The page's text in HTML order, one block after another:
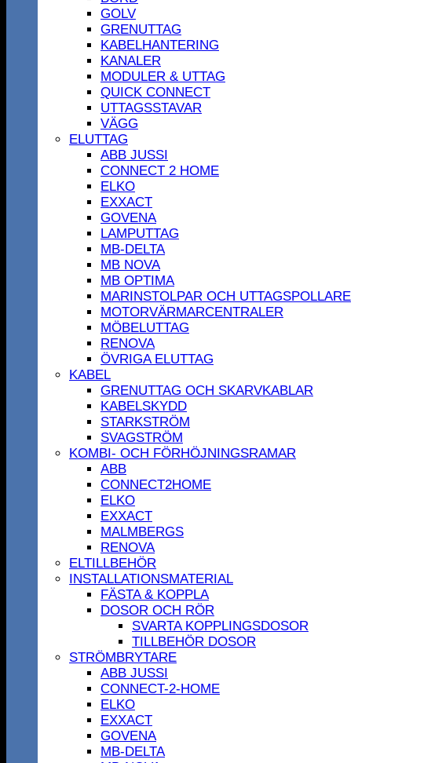
GOLV
GRENUTTAG
KABELHANTERING
KANALER
MODULER & UTTAG
QUICK CONNECT
UTTAGSSTAVAR
VÄGG
ELUTTAG
ABB JUSSI
CONNECT 2 HOME
ELKO
EXXACT
GOVENA
LAMPUTTAG
MB-DELTA
MB NOVA
MB OPTIMA
MARINSTOLPAR OCH UTTAGSPOLLARE
MOTORVÄRMARCENTRALER
MÖBELUTTAG
RENOVA
ÖVRIGA ELUTTAG
KABEL
GRENUTTAG OCH SKARVKABLAR
KABELSKYDD
STARKSTRÖM
SVAGSTRÖM
KOMBI- OCH FÖRHÖJNINGSRAMAR
ABB
CONNECT2HOME
ELKO
EXXACT
MALMBERGS
RENOVA
ELTILLBEHÖR
INSTALLATIONSMATERIAL
FÄSTA & KOPPLA
DOSOR OCH RÖR
SVARTA KOPPLINGSDOSOR
TILLBEHÖR DOSOR
STRÖMBRYTARE
ABB JUSSI
CONNECT-2-HOME
ELKO
EXXACT
GOVENA
MB-DELTA